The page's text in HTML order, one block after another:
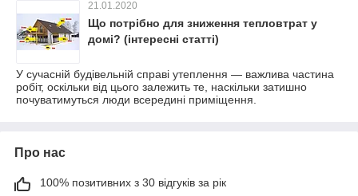
21.01.2020
Що потрібно для зниження тепловтрат у
домі? (інтересні статті)
У сучасній будівельній справі утеплення — важлива частина
робіт, оскільки від цього залежить те, наскільки затишно
почуватимуться люди всередині приміщення.
Про нас
100% позитивних з 30 відгуків за рік